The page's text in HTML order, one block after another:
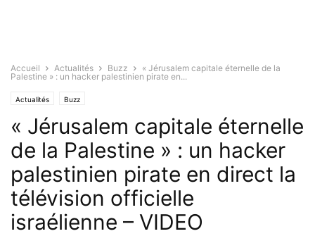
Accueil Actualités Buzz
« Jérusalem capitale éternelle de la
Palestine » : un hacker palestinien pirate en...
Actualités Buzz
« Jérusalem capitale éternelle
de la Palestine » : un hacker
palestinien pirate en direct la
télévision officielle
israélienne – VIDEO